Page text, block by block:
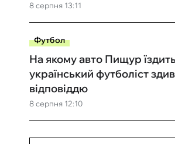
8 серпня 13:11
Футбол
8 серпня 12:10
На якому авто Пищур
український футболіст
відповіддю